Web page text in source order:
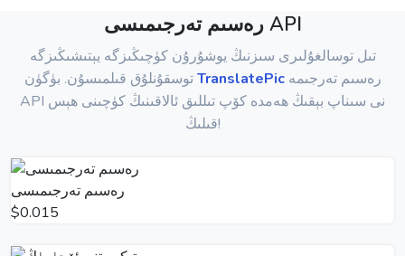
رەسىم تەرجىمىسى API
تىل توسالغۇلىرى سىزنىڭ يوشۇرۇن كۈچىڭىزگە يېتىشىڭىزگە
توسقۇنلۇق قىلمىسۇن. بۈگۈنTranslatePicرەسىم تەرجىمە
API نى سىناپ بېقىڭ ھەمدە كۆپ تىللىق ئالاقىنىڭ كۈچىنى ھېس
قىلىڭ!
رەسىم تەرجىمىسى
$0.015